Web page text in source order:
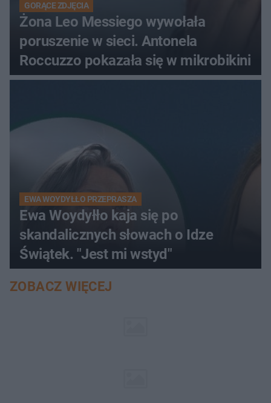
GORĄCE ZDJĘCIA
Żona Leo Messiego wywołała
poruszenie w sieci. Antonela
Roccuzzo pokazała się w mikrobikini
EWA WOYDYŁŁO PRZEPRASZA
Ewa Woydyłło kaja się po
skandalicznych słowach o Idze
Świątek. "Jest mi wstyd"
ZOBACZ WIĘCEJ